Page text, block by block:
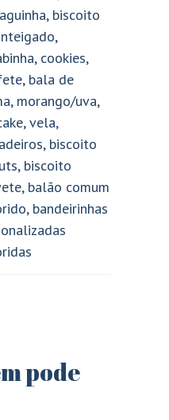
biscoito
cookies,
bala de
morango/uva,
vela,
biscoito
biscoito
balão comum
bandeirinhas
pode